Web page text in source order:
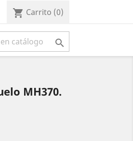
shopping_cart Carrito (0)

MH370.